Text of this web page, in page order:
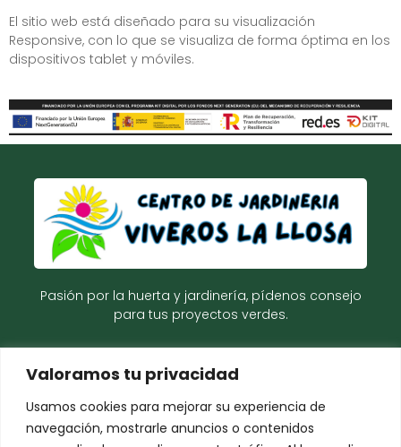
Valoramos tu privacidad
Usamos cookies para mejorar su experiencia de
navegación, mostrarle anuncios o contenidos
El sitio web está diseñado para su visualización
Responsive, con lo que se visualiza de forma óptima en los
dispositivos tablet y móviles.
Pasión por la huerta y jardinería, pídenos consejo
para tus proyectos verdes.
Empresa Productos